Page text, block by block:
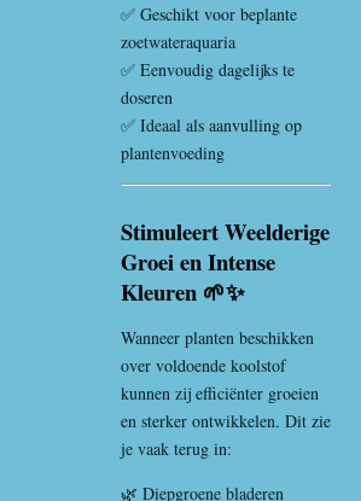
✅ Geschikt voor beplante
zoetwateraquaria
✅ Eenvoudig dagelijks te
doseren
✅ Ideaal als aanvulling op
plantenvoeding
Stimuleert Weelderige
Groei en Intense
Kleuren 🌱✨
Wanneer planten beschikken
over voldoende koolstof
kunnen zij efficiënter groeien
en sterker ontwikkelen. Dit zie
je vaak terug in:
🌿 Diepgroene bladeren